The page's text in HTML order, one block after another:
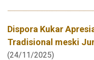
Dispora Kukar
Tradisional meski
(24/11/2025)